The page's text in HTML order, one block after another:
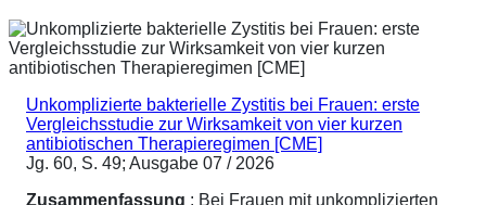
Unkomplizierte bakterielle Zystitis bei Frauen: erste
Vergleichsstudie zur Wirksamkeit von vier kurzen
antibiotischen Therapieregimen [CME]
Jg. 60, S. 49; Ausgabe 07 / 2026
Zusammenfassung : Bei Frauen mit unkomplizierten